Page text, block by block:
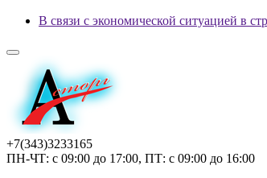
В связи с экономической ситуацией в
+7(343)3233165
ПН-ЧТ: с 09:00 до 17:00, ПТ: с 09:00 до 16:00